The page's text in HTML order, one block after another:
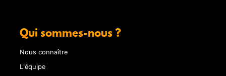
Qui sommes-nous ?
Nous connaître
L'équipe